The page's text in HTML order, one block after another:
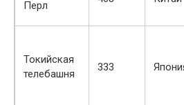
Перл
Токийская
телебашня
333